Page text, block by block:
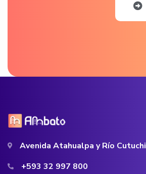
Avenida Atahualpa y Río Cutuchi
+593 32 997 800